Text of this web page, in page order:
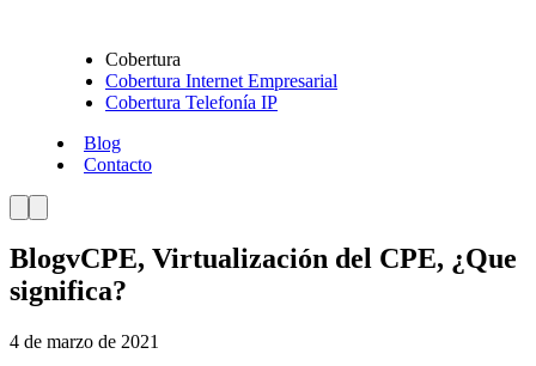
Cobertura
Cobertura Internet Empresarial
Cobertura Telefonía IP
Blog
Contacto
BlogvCPE, Virtualización del CPE, ¿Que
significa?
4 de marzo de 2021